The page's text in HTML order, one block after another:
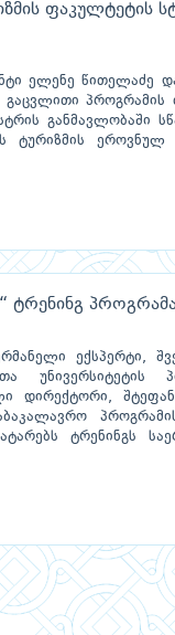
ფაკულტეტის
ელენე წითელაძე
პროგრამის
განმავლობაში
ტურიზმის ეროვნულ
ტრენინგ
ექსპერტი,
უნივერსიტეტის
დირექტორი,
ტრენინგს